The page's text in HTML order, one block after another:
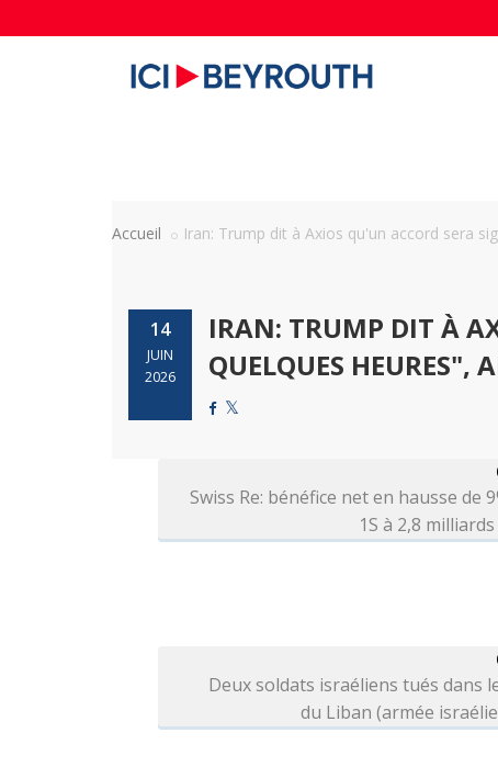
Accueil Iran: Trump dit à Axios qu'un accord sera
14
JUIN
2026
IRAN: TRUMP DIT À
QUELQUES HEURES",
Swiss Re: bénéfice net en hausse de
1S à 2,8 milliards
Deux soldats israéliens tués dans
du Liban (armée